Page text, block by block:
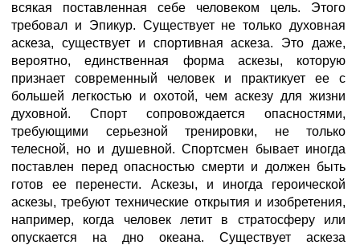
всякая поставленная себе человеком цель. Этого
требовал и Эпикур. Существует не только духовная
аскеза, существует и спортивная аскеза. Это даже,
вероятно, единственная форма аскезы, которую
признает современный человек и практикует ее с
большей легкостью и охотой, чем аскезу для жизни
духовной. Спорт сопровождается опасностями,
требующими серьезной тренировки, не только
телесной, но и душевной. Спортсмен бывает иногда
поставлен перед опасностью смерти и должен быть
готов ее перенести. Аскезы, и иногда героической
аскезы, требуют технические открытия и изобретения,
например, когда человек летит в стратосферу или
опускается на дно океана. Существует аскеза